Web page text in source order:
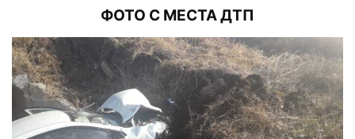
ФОТО С МЕСТА ДТП